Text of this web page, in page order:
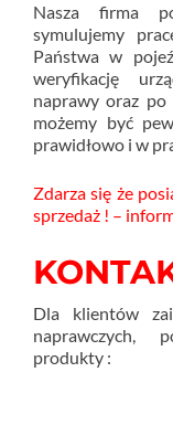
Nasza firma
symulujemy
Państwa w
weryfikację
naprawy oraz po
możemy być
prawidłowo i w
Zdarza się że
sprzedaż ! –
Dla klientów
naprawczych,
produkty :